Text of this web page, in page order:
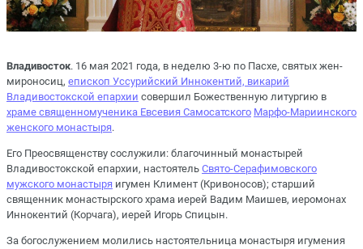
Владивосток. 16 мая 2021 года, в неделю 3-ю по Пасхе, святых жен-
мироносиц, епископ Уссурийский Иннокентий, викарий
Владивостокской епархии совершил Божественную литургию в
храме священномученика Евсевия Самосатского Марфо-Мариинского
женского монастыря.
Его Преосвященству сослужили: благочинный монастырей
Владивостокской епархии, настоятель Свято-Серафимовского
мужского монастыря игумен Климент (Кривоносов); старший
священник монастырского храма иерей Вадим Маишев, иеромонах
Иннокентий (Корчага), иерей Игорь Спицын.
За богослужением молились настоятельница монастыря игумения